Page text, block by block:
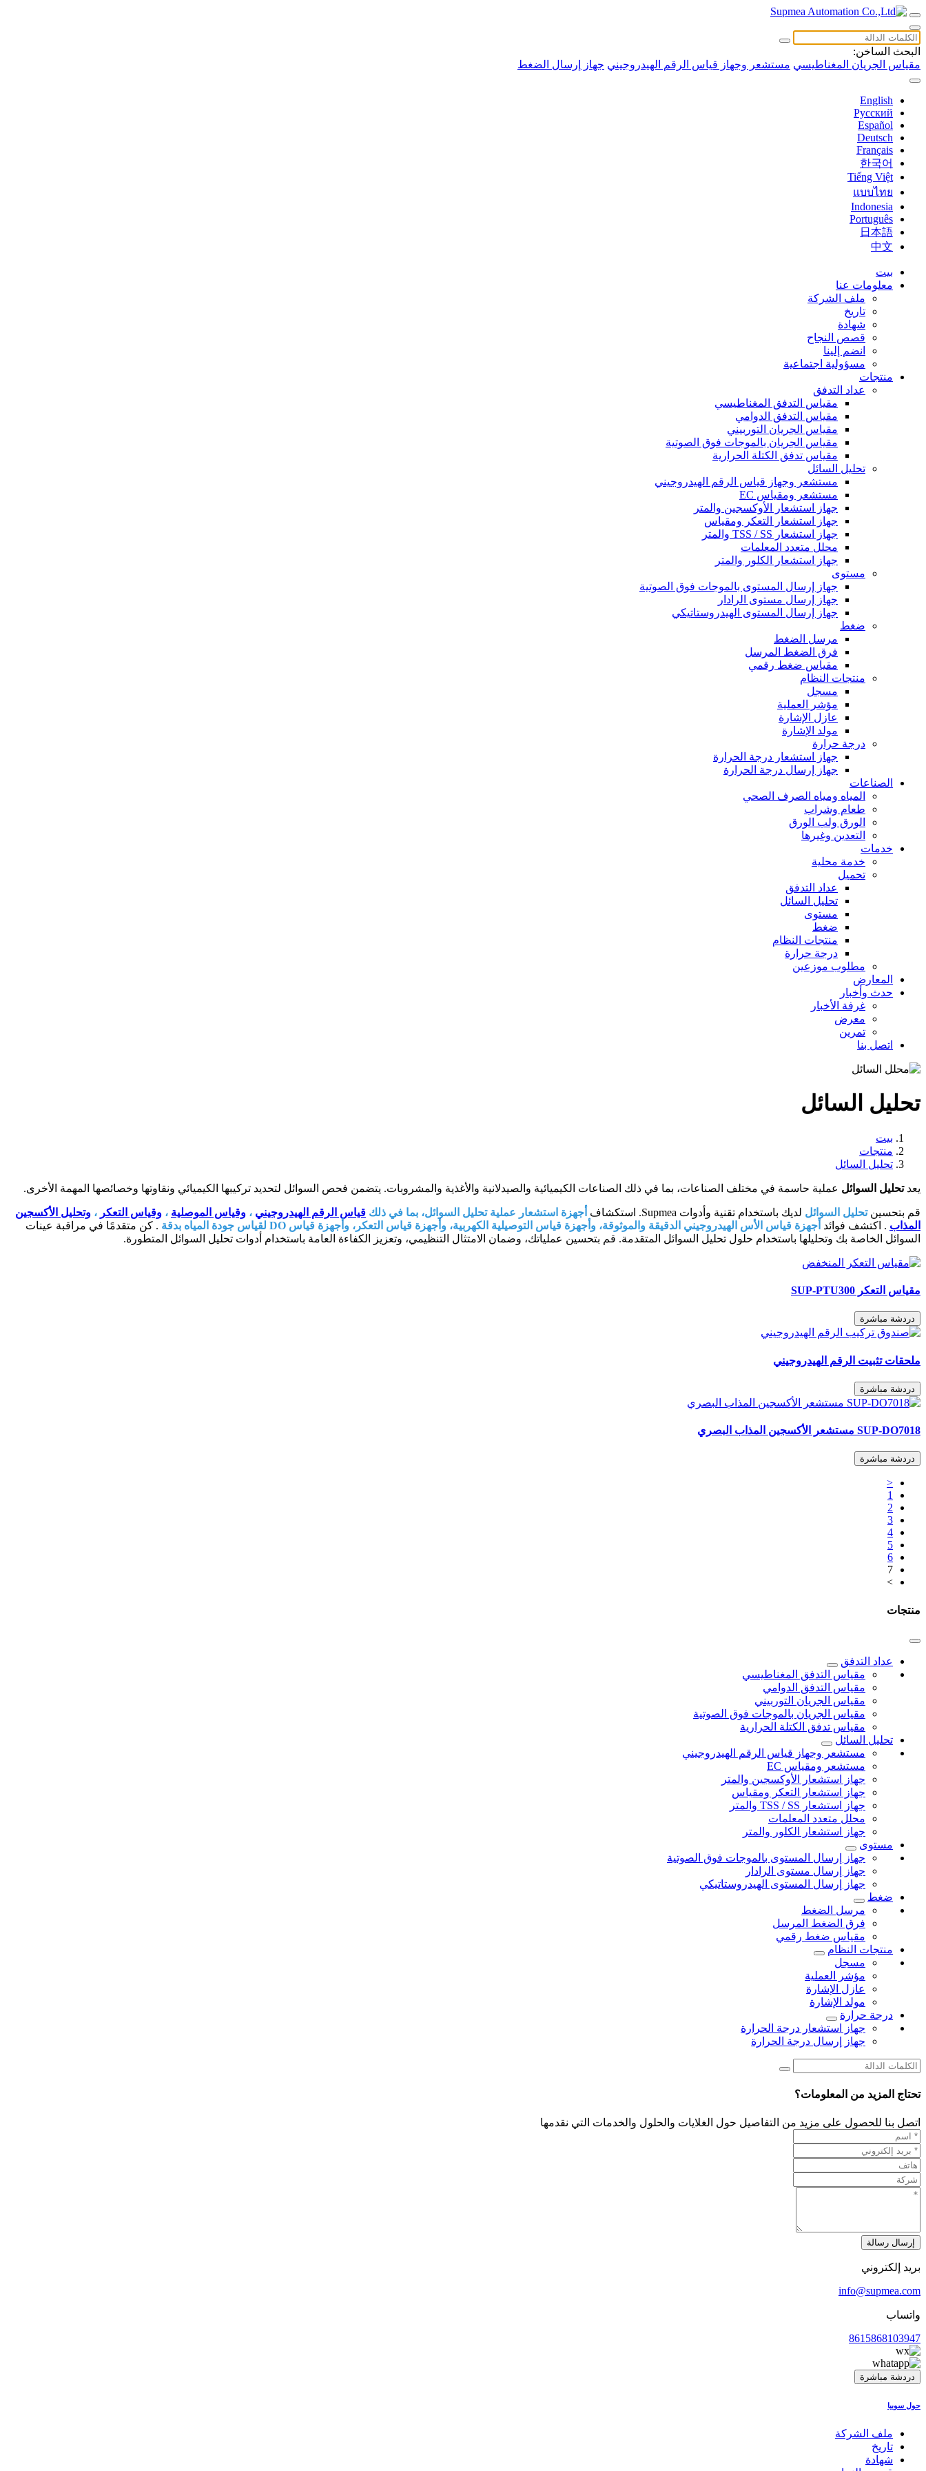
البحث الساخن:
مقياس الجريان المغناطيسي مستشعر وجهاز قياس الرقم الهيدروجيني جهاز إرسال الضغط
English
Русский
Español
Deutsch
Français
한국어
Tiếng Việt
แบบไทย
Indonesia
Português
日本語
中文
بيت
معلومات عنا
ملف الشركة
تاريخ
شهادة
قصص النجاح
انضم إلينا
مسؤولية اجتماعية
منتجات
عداد التدفق
مقياس التدفق المغناطيسي
مقياس التدفق الدوامي
مقياس الجريان التوربيني
مقياس الجريان بالموجات فوق الصوتية
مقياس تدفق الكتلة الحرارية
تحليل السائل
مستشعر وجهاز قياس الرقم الهيدروجيني
مستشعر ومقياس EC
جهاز استشعار الأوكسجين والمتر
جهاز استشعار التعكر ومقياس
جهاز استشعار TSS / SS والمتر
محلل متعدد المعلمات
جهاز استشعار الكلور والمتر
مستوى
جهاز إرسال المستوى بالموجات فوق الصوتية
جهاز إرسال مستوى الرادار
جهاز إرسال المستوى الهيدروستاتيكي
ضغط
مرسل الضغط
فرق الضغط المرسل
مقياس ضغط رقمي
منتجات النظام
مسجل
مؤشر العملية
عازل الإشارة
مولد الإشارة
درجة حرارة
جهاز استشعار درجة الحرارة
جهاز إرسال درجة الحرارة
الصناعات
المياه ومياه الصرف الصحي
طعام وشراب
الورق ولب الورق
التعدين وغيرها
خدمات
خدمة محلية
تحميل
عداد التدفق
تحليل السائل
مستوى
ضغط
منتجات النظام
درجة حرارة
مطلوب موزعين
المعارض
حدث وأخبار
غرفة الأخبار
معرض
تمرين
اتصل بنا
تحليل السائل
بيت
منتجات
تحليل السائل
يعدتحليل السوائل عملية حاسمة في مختلف الصناعات، بما في ذلك الصناعات الكيميائية والصيدلانية والأغذية والمشروبات. يتضمن فحص السوائل لتحديد تركيبها الكيميائي ونقاوتها وخصائصها المهمة الأخرى.
قم بتحسينتحليل السوائل لديك باستخدام تقنية وأدوات Supmea. استكشاف أجهزة استشعار عملية تحليل السوائل، بما في ذلك قياس الرقم الهيدروجيني ، وقياس الموصلية ، وقياس التعكر ، وتحليل الأكسجين
المذاب . اكتشف فوائد أجهزة قياس الأس الهيدروجيني الدقيقة والموثوقة، وأجهزة قياس التوصيلية الكهربية، وأجهزة قياس التعكر، وأجهزة قياس DO لقياس جودة المياه بدقة
. كن متقدمًا في مراقبة عينات
السوائل الخاصة بك وتحليلها باستخدام حلول تحليل السوائل المتقدمة. قم بتحسين عملياتك، وضمان الامتثال التنظيمي، وتعزيز الكفاءة العامة باستخدام أدوات تحليل السوائل المتطورة.
مقياس التعكر SUP-PTU300
دردشة مباشرة
ملحقات تثبيت الرقم الهيدروجيني
دردشة مباشرة
SUP-DO7018 مستشعر الأكسجين المذاب البصري
دردشة مباشرة
<
1
2
3
4
5
6
7
>
منتجات
عداد التدفق
مقياس التدفق المغناطيسي
مقياس التدفق الدوامي
مقياس الجريان التوربيني
مقياس الجريان بالموجات فوق الصوتية
مقياس تدفق الكتلة الحرارية
تحليل السائل
مستشعر وجهاز قياس الرقم الهيدروجيني
مستشعر ومقياس EC
جهاز استشعار الأوكسجين والمتر
جهاز استشعار التعكر ومقياس
جهاز استشعار TSS / SS والمتر
محلل متعدد المعلمات
جهاز استشعار الكلور والمتر
مستوى
جهاز إرسال المستوى بالموجات فوق الصوتية
جهاز إرسال مستوى الرادار
جهاز إرسال المستوى الهيدروستاتيكي
ضغط
مرسل الضغط
فرق الضغط المرسل
مقياس ضغط رقمي
منتجات النظام
مسجل
مؤشر العملية
عازل الإشارة
مولد الإشارة
درجة حرارة
جهاز استشعار درجة الحرارة
جهاز إرسال درجة الحرارة
تحتاج المزيد من المعلومات؟
اتصل بنا للحصول على مزيد من التفاصيل حول الغلايات والحلول والخدمات التي نقدمها
إرسال رسالة
بريد إلكتروني
info@supmea.com
واتساب
8615868103947
دردشة مباشرة
حول سوبيا
ملف الشركة
تاريخ
شهادة